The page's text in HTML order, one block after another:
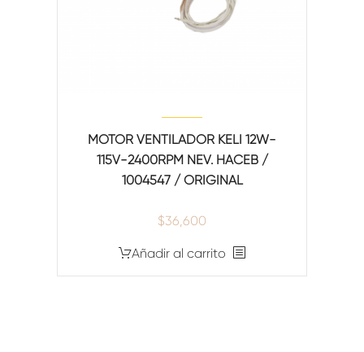
MOTOR VENTILADOR KELI 12W-
115V-2400RPM NEV. HACEB /
1004547 / ORIGINAL
$36,600
Añadir al carrito